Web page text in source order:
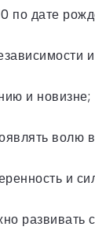
по дате
и новизне;
волю
и
развивать